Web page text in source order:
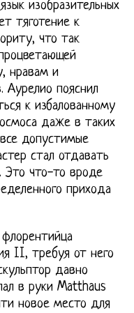
изобразительных
тяготение к
что так
нравам и
Аурелио пояснил
к избалованному
даже в таких
допустимые
стал отдавать
Это что-то вроде
прихода
II, требуя от него
давно
в руки Matthaus
новое место для